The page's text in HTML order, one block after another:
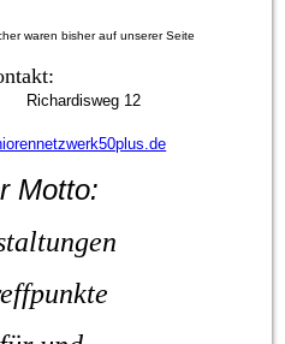
waren bisher auf unserer Seite
Richardisweg 12
Motto: